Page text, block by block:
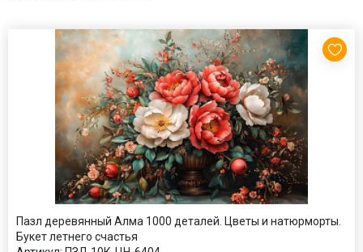
Пазл деревянный Алма 1000 деталей. Цветы и натюрморты.
Букет летнего счастья